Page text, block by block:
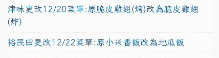
津味更改12/20菜單:原脆皮雞翅(烤)改為脆皮雞翅
(炸)
裕民田更改12/22菜單:原小米香飯改為地瓜飯